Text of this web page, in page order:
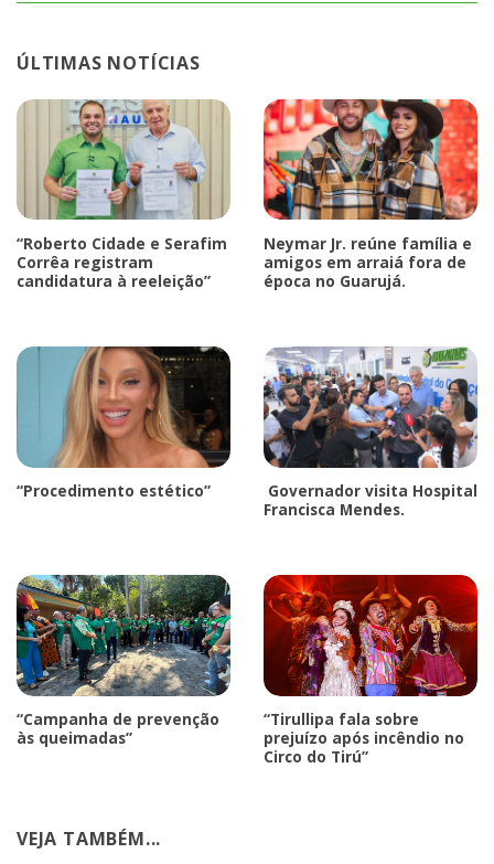
ÚLTIMAS NOTÍCIAS
“Roberto Cidade e Serafim
Corrêa registram
candidatura à reeleição”
Neymar Jr. reúne família e
amigos em arraiá fora de
época no Guarujá.
“Procedimento estético”
Governador visita Hospital
Francisca Mendes.
“Campanha de prevenção
às queimadas”
“Tirullipa fala sobre
prejuízo após incêndio no
Circo do Tirú”
VEJA TAMBÉM...